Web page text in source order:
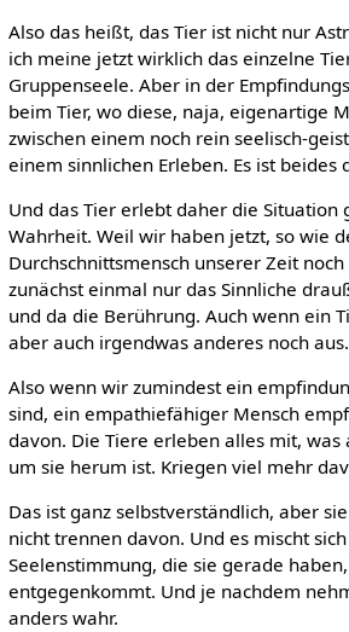
Also das heißt, das Tier ist nicht nur
ich meine jetzt wirklich das einzelne
Gruppenseele. Aber in der
beim Tier, wo diese, naja, eigenartige
zwischen einem noch rein seelisch-
einem sinnlichen Erleben. Es ist beides
Und das Tier erlebt daher die Situation
Wahrheit. Weil wir haben jetzt, so wie
Durchschnittsmensch unserer Zeit
zunächst einmal nur das Sinnliche
und da die Berührung. Auch wenn ein
aber auch irgendwas anderes noch aus.
Also wenn wir zumindest ein
sind, ein empathiefähiger Mensch
davon. Die Tiere erleben alles mit, was
um sie herum ist. Kriegen viel mehr
Das ist ganz selbstverständlich, aber
nicht trennen davon. Und es mischt
Seelenstimmung, die sie gerade
entgegenkommt. Und je nachdem
anders wahr.